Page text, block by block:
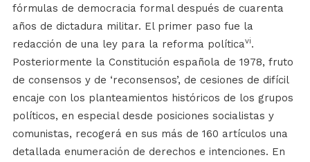
fórmulas de democracia formal después de cuarenta
años de dictadura militar. El primer paso fue la
redacción de una ley para la reforma políticavi.
Posteriormente la Constitución española de 1978, fruto
de consensos y de ‘reconsensos’, de cesiones de difícil
encaje con los planteamientos históricos de los grupos
políticos, en especial desde posiciones socialistas y
comunistas, recogerá en sus más de 160 artículos una
detallada enumeración de derechos e intenciones. En